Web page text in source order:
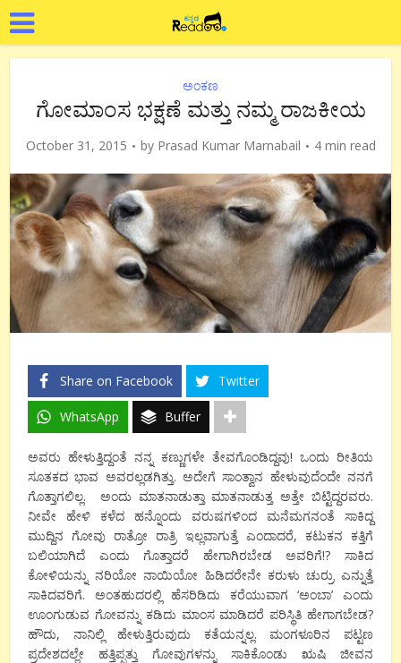
ಅಂಕಣ
ಗೋಮಾಂಸ ಭಕ್ಷಣೆ ಮತ್ತು ನಮ್ಮ ರಾಜಕೀಯ
October 31, 2015 by Prasad Kumar Marnabail 4 min read
Share on Facebook Twitter
WhatsApp Buffer
ಅವರು ಹೇಳುತ್ತಿದ್ದಂತೆ ನನ್ನ ಕಣ್ಣುಗಳೇ ತೇವಗೊಂಡಿದ್ದವು! ಒಂದು ರೀತಿಯ
ಸೂತಕದ ಭಾವ ಅವರಲ್ಲಡಗಿತ್ತು. ಅದೇಗೆ ಸಾಂತ್ವಾನ ಹೇಳುವುದೆಂದೇ ನನಗೆ
ಗೊತ್ತಾಗಲಿಲ್ಲ. ಅಂದು ಮಾತನಾಡುತ್ತಾ ಮಾತನಾಡುತ್ತ ಅತ್ತೇ ಬಿಟ್ಟಿದ್ದರವರು.
ನೀವೇ ಹೇಳಿ ಕಳೆದ ಹನ್ನೊಂದು ವರುಷಗಳಿಂದ ಮನೆಮಗನಂತೆ ಸಾಕಿದ್ದ
ಮುದ್ದಿನ ಗೋವು ರಾತ್ರೋ ರಾತ್ರಿ ಇಲ್ಲವಾಗುತ್ತೆ ಎಂದಾದರೆ, ಕಟುಕನ ಕತ್ತಿಗೆ
ಬಲಿಯಾಗಿದೆ ಎಂದು ಗೊತ್ತಾದರೆ ಹೇಗಾಗಿರಬೇಡ ಅವರಿಗೆ!? ಸಾಕಿದ
ಕೋಳಿಯನ್ನು ನರಿಯೋ ನಾಯಿಯೋ ಹಿಡಿದರೇನೇ ಕರುಳು ಚುರ್ರು ಎನ್ನುತ್ತೆ
ಸಾಕಿದವರಿಗೆ. ಅಂತಹುದರಲ್ಲಿ ಹೆಸರಿಡಿದು ಕರೆಯುವಾಗ ‘ಅಂಬಾ’ ಎಂದು
ಊಂಗುಡುವ ಗೋವನ್ನು ಕಡಿದು ಮಾಂಸ ಮಾಡಿದರೆ ಪರಿಸ್ಥಿತಿ ಹೇಗಾಗಬೇಡ?
ಹೌದು, ನಾನಿಲ್ಲಿ ಹೇಳುತ್ತಿರುವುದು ಕತೆಯನ್ನಲ್ಲ. ಮಂಗಳೂರಿನ ಪಟ್ಟಣ
ಪ್ರದೇಶದಲ್ಲೇ ಹತ್ತಿಪ್ಪತ್ತು ಗೋವುಗಳನ್ನು ಸಾಕಿಕೊಂಡು ಋಷಿ ಜೀವನ